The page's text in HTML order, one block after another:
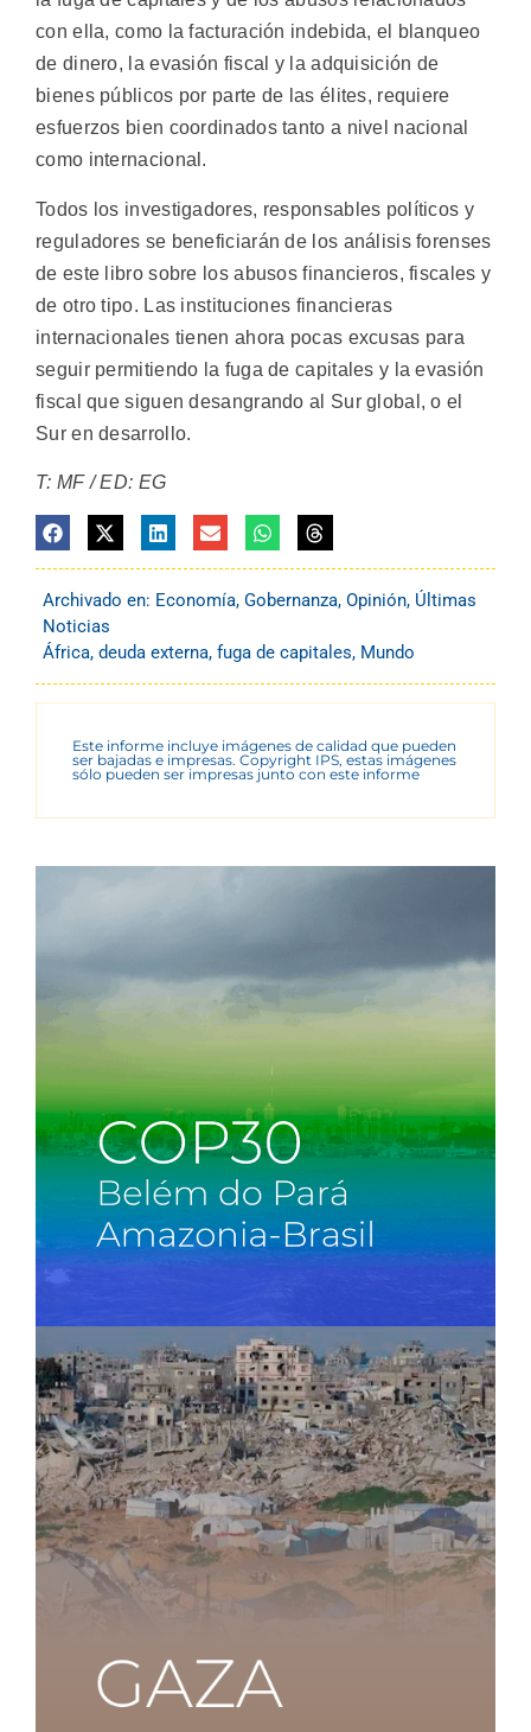
con ella, como la facturación indebida, el blanqueo
de dinero, la evasión fiscal y la adquisición de
bienes públicos por parte de las élites, requiere
esfuerzos bien coordinados tanto a nivel nacional
como internacional.
Todos los investigadores, responsables políticos y
reguladores se beneficiarán de los análisis forenses
de este libro sobre los abusos financieros, fiscales y
de otro tipo. Las instituciones financieras
internacionales tienen ahora pocas excusas para
seguir permitiendo la fuga de capitales y la evasión
fiscal que siguen desangrando al Sur global, o el
Sur en desarrollo.
T: MF / ED: EG
Archivado en: Economía, Gobernanza, Opinión, Últimas
Noticias
África, deuda externa, fuga de capitales, Mundo
Este informe incluye imágenes de calidad que pueden
ser bajadas e impresas. Copyright IPS, estas imágenes
sólo pueden ser impresas junto con este informe